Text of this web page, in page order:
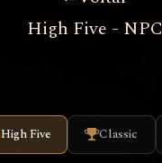
High Five - NPC
High Five Classic